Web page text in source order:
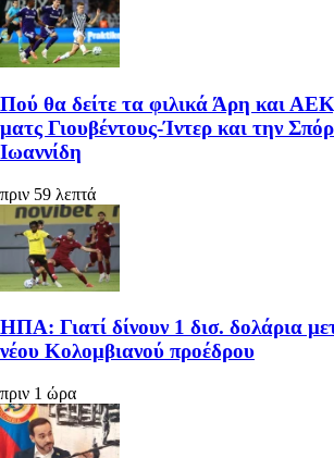
Πού θα δείτε τα φιλικά Άρη και
ματς Γιουβέντους-Ίντερ και την
Ιωαννίδη
πριν 59 λεπτά
ΗΠΑ: Γιατί δίνουν 1 δισ. δολάρια
νέου Κολομβιανού προέδρου
πριν 1 ώρα